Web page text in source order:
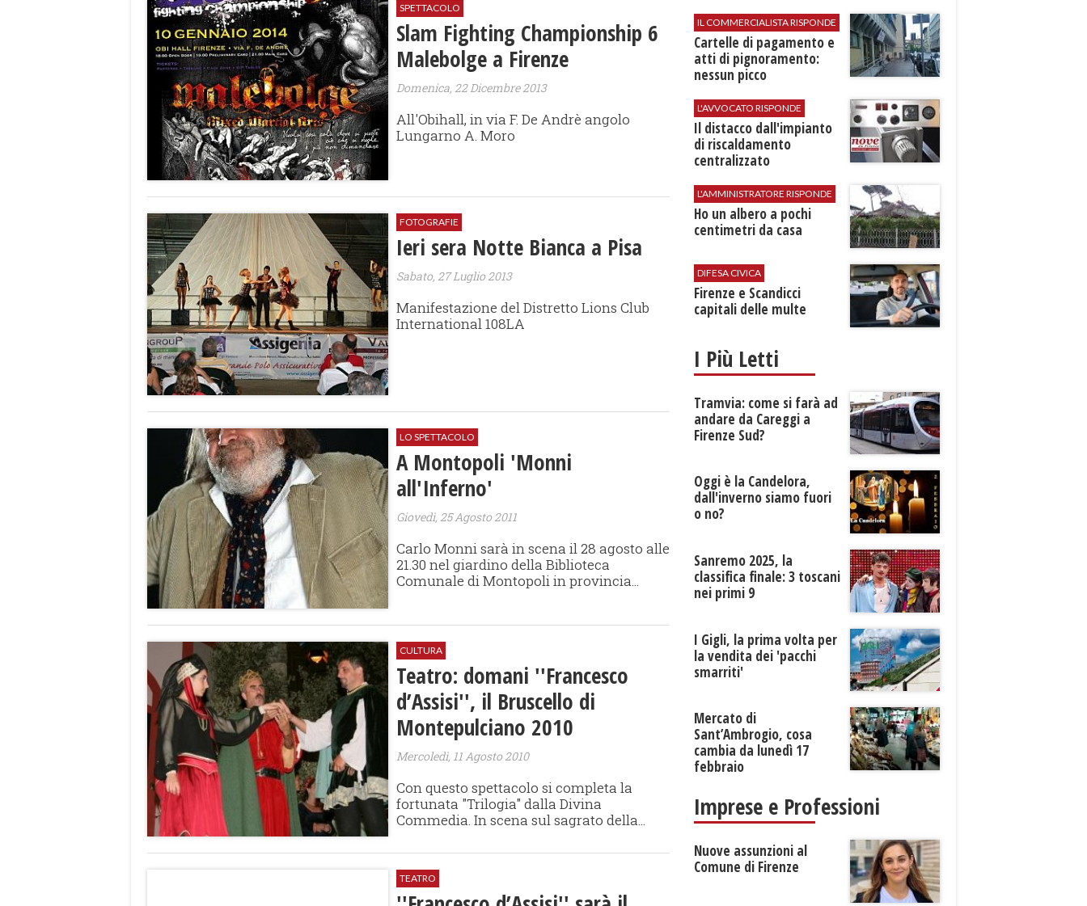
SPETTACOLO
Slam Fighting Championship 6
Malebolge a Firenze
Domenica, 22 Dicembre 2013
All'Obihall, in via F. De Andrè angolo
Lungarno A. Moro
FOTOGRAFIE
Ieri sera Notte Bianca a Pisa
Sabato, 27 Luglio 2013
Manifestazione del Distretto Lions Club
International 108LA
LO SPETTACOLO
A Montopoli 'Monni
all'Inferno'
Giovedì, 25 Agosto 2011
Carlo Monni sarà in scena il 28 agosto alle
21.30 nel giardino della Biblioteca
Comunale di Montopoli in provincia...
CULTURA
Teatro: domani ''Francesco
d’Assisi'', il Bruscello di
Montepulciano 2010
Mercoledì, 11 Agosto 2010
Con questo spettacolo si completa la
fortunata "Trilogia" dalla Divina
Commedia. In scena sul sagrato della...
TEATRO
IL COMMERCIALISTA RISPONDE
Cartelle di pagamento e
atti di pignoramento:
nessun picco
L'AVVOCATO RISPONDE
Il distacco dall'impianto
di riscaldamento
centralizzato
L'AMMINISTRATORE RISPONDE
Ho un albero a pochi
centimetri da casa
DIFESA CIVICA
Firenze e Scandicci
capitali delle multe
I Più Letti
Tramvia: come si farà ad
andare da Careggi a
Firenze Sud?
Oggi è la Candelora,
dall'inverno siamo fuori
o no?
Sanremo 2025, la
classifica finale: 3 toscani
nei primi 9
I Gigli, la prima volta per
la vendita dei 'pacchi
smarriti'
Mercato di
Sant’Ambrogio, cosa
cambia da lunedì 17
febbraio
Imprese e Professioni
Nuove assunzioni al
Comune di Firenze